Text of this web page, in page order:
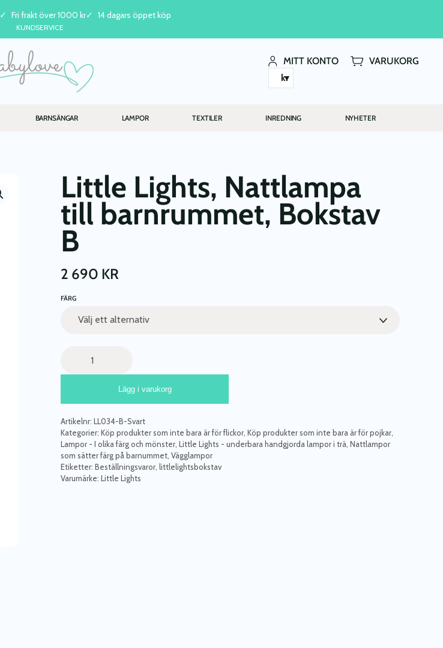
Fri frakt över 1000 kr 14 dagars öppet köp
KUNDSERVICE
MITT KONTO
VARUKORG
kr
BARNSÄNGAR LAMPOR TEXTILER INREDNING NYHETER
Little Lights, Nattlampa
till barnrummet, Bokstav
B
2 690 KR
FÄRG
Nattlampa
barnrummet,
Bokstav
B
mängd
Lägg i varukorg
Artikelnr: LL034-B-Svart
Kategorier: Köp produkter som inte bara är för flickor Köp produkter som inte bara är för pojkar
Lampor - I olika färg och mönster Little Lights - underbara handgjorda lampor i trä Nattlampor
som sätter färg på barnummet Vägglampor
Etiketter: Beställningsvaror littlelightsbokstav
Varumärke: Little Lights